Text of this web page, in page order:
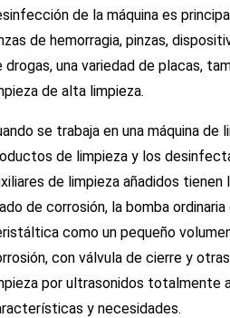
de la máquina es
de hemorragia, pinzas,
drogas, una variedad de placas,
de alta limpieza.
se trabaja en una máquina
de limpieza y los
de limpieza añadidos
de corrosión, la bomba
como un pequeño
con válvula de cierre y
por ultrasonidos totalmente
y necesidades.